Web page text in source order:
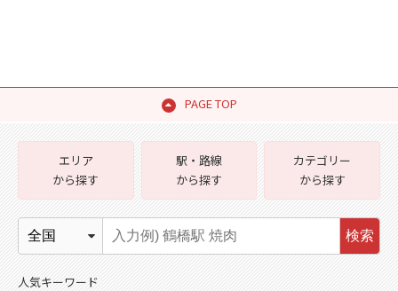
PAGE TOP
エリア
から探す
駅・路線
から探す
カテゴリー
から探す
検索
人気キーワード